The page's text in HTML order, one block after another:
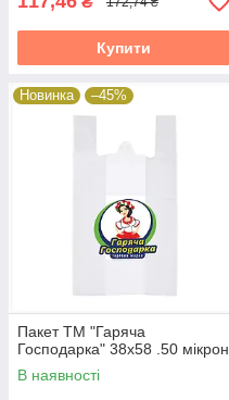
Купити
Новинка –45%
Пакет ТМ "Гаряча
Господарка" 38х58 .50 мікрон
В наявності